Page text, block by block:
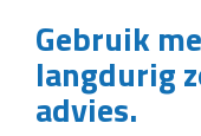
Gebruik
langdurig
advies.